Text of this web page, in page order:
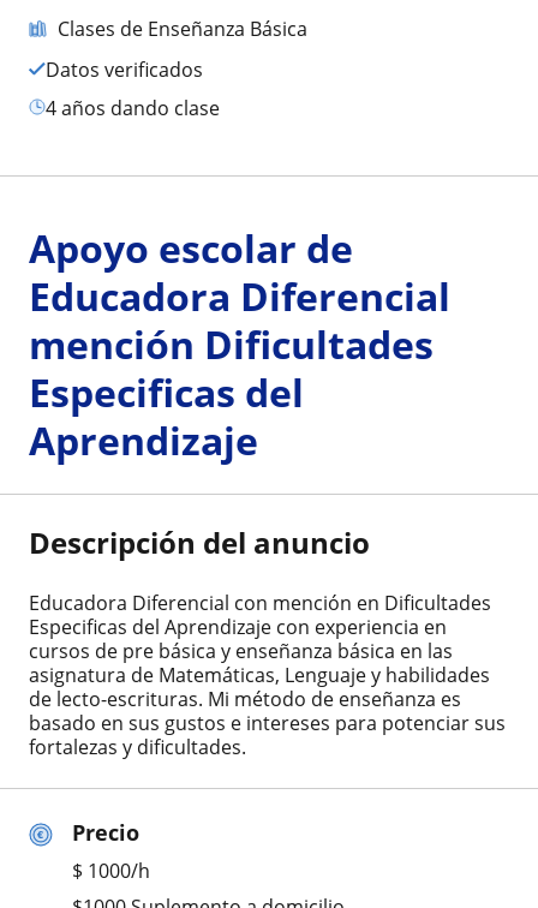
Clases de Enseñanza Básica
Datos verificados
4 años dando clase
Precio
$ 1000/h
Apoyo escolar de
Educadora Diferencial
mención Dificultades
Especificas del
Aprendizaje
Descripción del anuncio
Educadora Diferencial con mención en Dificultades
Especificas del Aprendizaje con experiencia en
cursos de pre básica y enseñanza básica en las
asignatura de Matemáticas, Lenguaje y habilidades
de lecto-escrituras. Mi método de enseñanza es
basado en sus gustos e intereses para potenciar sus
fortalezas y dificultades.